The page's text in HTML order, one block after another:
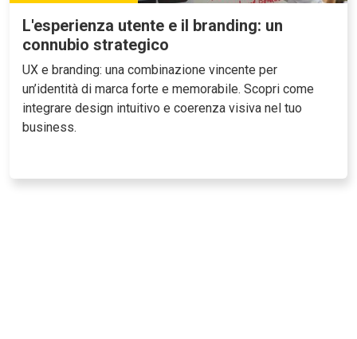
L'esperienza utente e il branding: un
connubio strategico
UX e branding: una combinazione vincente per
un’identità di marca forte e memorabile. Scopri come
integrare design intuitivo e coerenza visiva nel tuo
business.